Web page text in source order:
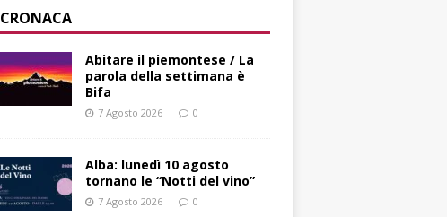
CRONACA
Abitare il piemontese / La
parola della settimana è
Bifa
7 Agosto 2026 0
Alba: lunedì 10 agosto
tornano le “Notti del vino”
7 Agosto 2026 0